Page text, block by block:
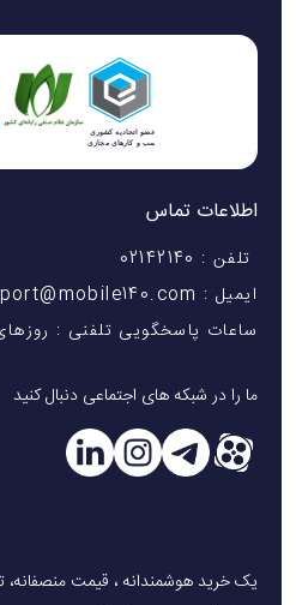
اطلاعات تماس
تلفن : 02142140
ایمیل : support@mobile140.com
ساعات پاسخگویی تلفنی : روزهای کاری
ما را در شبکه های اجتماعی دنبال کنید